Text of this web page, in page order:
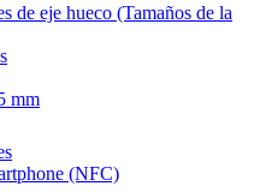
de eje hueco (Tamaños de la
mm
(NFC)